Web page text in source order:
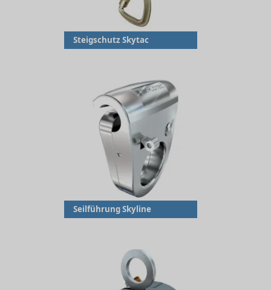
Steigschutz Skytac
Seilführung Skyline